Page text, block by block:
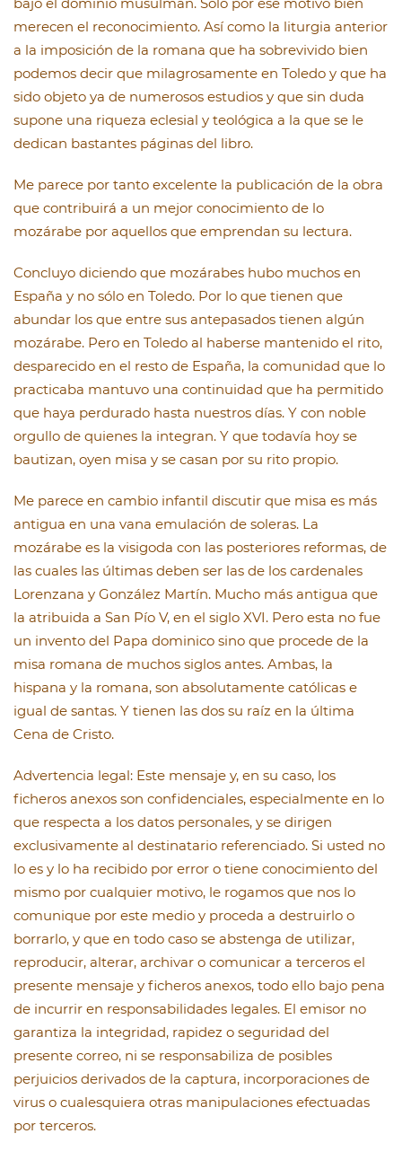
merecen el reconocimiento. Así como la liturgia anterior
a la imposición de la romana que ha sobrevivido bien
podemos decir que milagrosamente en Toledo y que ha
sido objeto ya de numerosos estudios y que sin duda
supone una riqueza eclesial y teológica a la que se le
dedican bastantes páginas del libro.
Me parece por tanto excelente la publicación de la obra
que contribuirá a un mejor conocimiento de lo
mozárabe por aquellos que emprendan su lectura.
Concluyo diciendo que mozárabes hubo muchos en
España y no sólo en Toledo. Por lo que tienen que
abundar los que entre sus antepasados tienen algún
mozárabe. Pero en Toledo al haberse mantenido el rito,
desparecido en el resto de España, la comunidad que lo
practicaba mantuvo una continuidad que ha permitido
que haya perdurado hasta nuestros días. Y con noble
orgullo de quienes la integran. Y que todavía hoy se
bautizan, oyen misa y se casan por su rito propio.
Me parece en cambio infantil discutir que misa es más
antigua en una vana emulación de soleras. La
mozárabe es la visigoda con las posteriores reformas, de
las cuales las últimas deben ser las de los cardenales
Lorenzana y González Martín. Mucho más antigua que
la atribuida a San Pío V, en el siglo XVI. Pero esta no fue
un invento del Papa dominico sino que procede de la
misa romana de muchos siglos antes. Ambas, la
hispana y la romana, son absolutamente católicas e
igual de santas. Y tienen las dos su raíz en la última
Cena de Cristo.
Advertencia legal: Este mensaje y, en su caso, los
ficheros anexos son confidenciales, especialmente en lo
que respecta a los datos personales, y se dirigen
exclusivamente al destinatario referenciado. Si usted no
lo es y lo ha recibido por error o tiene conocimiento del
mismo por cualquier motivo, le rogamos que nos lo
comunique por este medio y proceda a destruirlo o
borrarlo, y que en todo caso se abstenga de utilizar,
reproducir, alterar, archivar o comunicar a terceros el
presente mensaje y ficheros anexos, todo ello bajo pena
de incurrir en responsabilidades legales. El emisor no
garantiza la integridad, rapidez o seguridad del
presente correo, ni se responsabiliza de posibles
perjuicios derivados de la captura, incorporaciones de
virus o cualesquiera otras manipulaciones efectuadas
por terceros.